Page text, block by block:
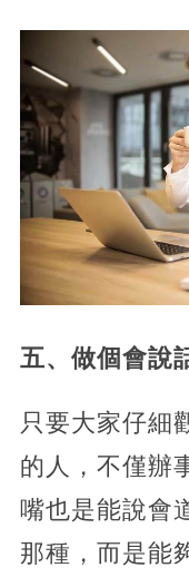
五、做個會說
只要大家仔細
的人，不僅辦
嘴也是能說會
那種，而是能